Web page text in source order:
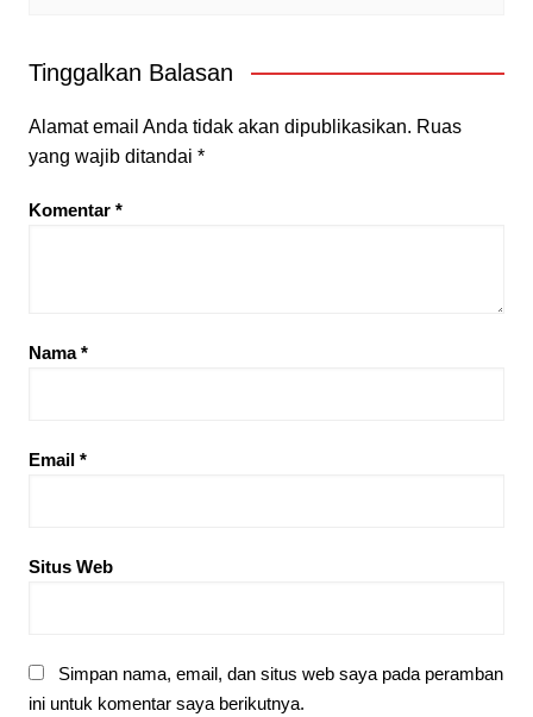
Tinggalkan Balasan
Alamat email Anda tidak akan dipublikasikan. Ruas
yang wajib ditandai *
Komentar *
Nama*
Email *
Situs Web
Simpan nama, email, dan situs web saya pada peramban
ini untuk komentar saya berikutnya.